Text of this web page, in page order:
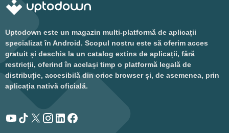
Uptodown este un magazin multi-platformă de aplicații
specializat în Android. Scopul nostru este să oferim acces
gratuit și deschis la un catalog extins de aplicații, fără
restricții, oferind în același timp o platformă legală de
distribuție, accesibilă din orice browser și, de asemenea, prin
aplicația nativă oficială.